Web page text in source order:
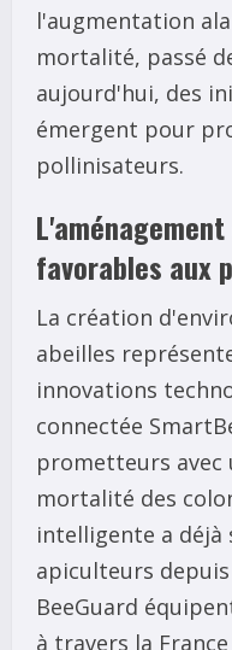
l'augmentation
mortalité, passé
aujourd'hui, des
émergent pour
pollinisateurs.
favorables aux
La création
abeilles
innovations
connectée
prometteurs avec
mortalité des
intelligente a déjà
apiculteurs depuis
BeeGuard
à travers la